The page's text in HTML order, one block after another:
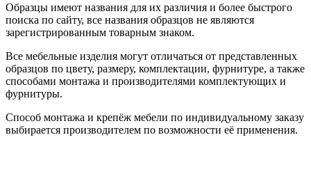
Образцы имеют названия для их различия и более быстрого
поиска по сайту, все названия образцов не являются
зарегистрированным товарным знаком.
Все мебельные изделия могут отличаться от представленных
образцов по цвету, размеру, комплектации, фурнитуре, а также
способами монтажа и производителями комплектующих и
фурнитуры.
Способ монтажа и крепёж мебели по индивидуальному заказу
выбирается производителем по возможности её применения.